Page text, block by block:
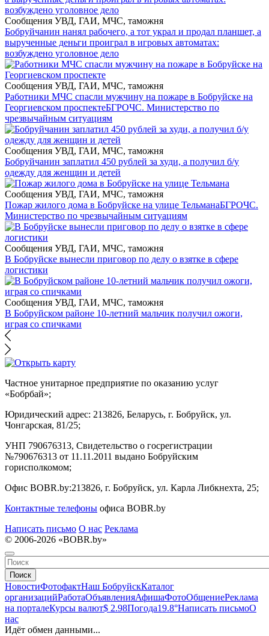
Сообщения УВД, ГАИ, МЧС, таможня
Бобруйчанин нанял рабочего, а тот украл и продал планшет, а
вырученные деньги проиграл в игровых автоматах:
возбуждено уголовное дело
Сообщения УВД, ГАИ, МЧС, таможня
Работники МЧС спасли мужчину на пожаре в Бобруйске на
Георгиевском проспектеБГРОЧС. Министерство по
чрезвычайным ситуациям
Сообщения УВД, ГАИ, МЧС, таможня
Бобруйчанин заплатил 450 рублей за худи, а получил б/у
одежду для женщин и детей
Сообщения УВД, ГАИ, МЧС, таможня
Пожар жилого дома в Бобруйске на улице ТельманаБГРОЧС.
Министерство по чрезвычайным ситуациям
Сообщения УВД, ГАИ, МЧС, таможня
В Бобруйске вынесли приговор по делу о взятке в сфере
логистики
Сообщения УВД, ГАИ, МЧС, таможня
В Бобруйском районе 10-летний мальчик получил ожоги,
играя со спичками
Частное унитарное предприятие по оказанию услуг
«Бобрбай»;
Юридический адрес: 213826, Беларусь, г. Бобруйск, ул.
Чонгарская, 81/25;
УНП 790676313, Свидетельство о госрегистрации
№790676313 от 11.11.2011 выдано Бобруйским
горисполкомом;
Офис BOBR.by:213826, г. Бобруйск, ул. Карла Либкнехта, 25;
Контактные телефоны офиса BOBR.by
Написать письмо О нас Реклама
© 2006-2026 «BOBR.by»
Поиск
НовостиФотофактНаш БобруйскКаталог
организацийРаботаОбъявленияАфишаФотоОбщениеРеклама
на порталеКурсы валют$ 2.98Погода19.8°Написать письмоО
нас
Идёт обмен данными...